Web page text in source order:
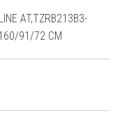
AT,TZRB213B3-
91/72 CM